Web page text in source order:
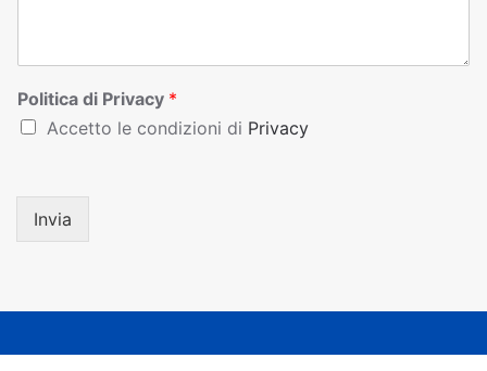
Politica di Privacy *
Accetto le condizioni di Privacy
Invia